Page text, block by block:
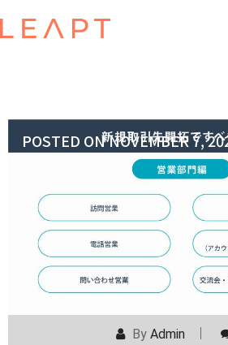
POSTED ONNOVEMBER 7,
By Admin